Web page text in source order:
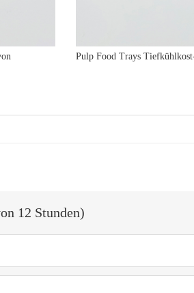
Pulp Food Trays
12 Stunden)